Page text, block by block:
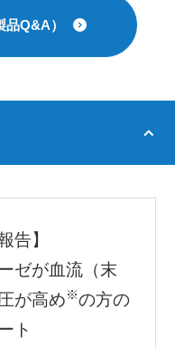
品Q&A）
告】
ゼが血流（末
が高め※の方の
ト